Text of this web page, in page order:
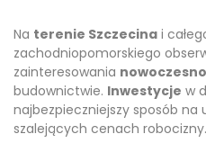
Na terenie Szczecina i
zachodniopomorskiego
zainteresowania
budownictwie. Inwestycje w
najbezpieczniejszy sposób na
szalejących cenach robocizny.